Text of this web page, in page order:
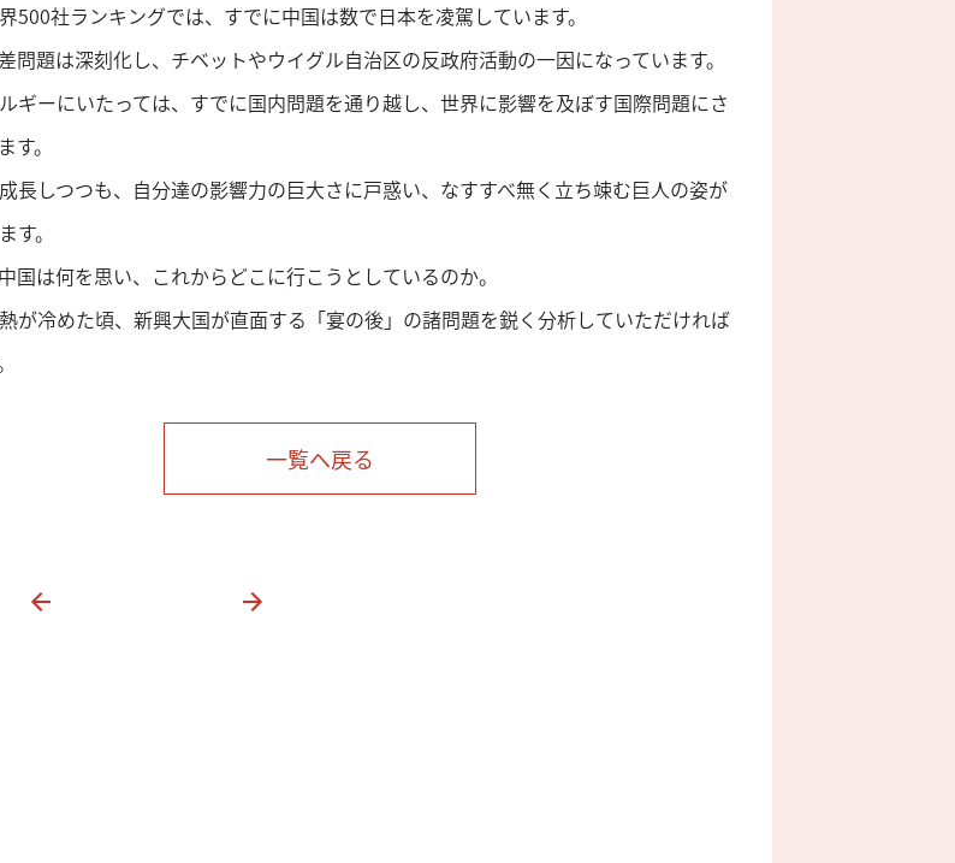
500社ランキングでは、すでに中国は数で日本を凌駕しています。
問題は深刻化し、チベットやウイグル自治区の反政府活動の一因になっています。
ギーにいたっては、すでに国内問題を通り越し、世界に影響を及ぼす国際問題にさ
す。
長しつつも、自分達の影響力の巨大さに戸惑い、なすすべ無く立ち竦む巨人の姿が
す。
国は何を思い、これからどこに行こうとしているのか。
が冷めた頃、新興大国が直面する「宴の後」の諸問題を鋭く分析していただければ
一覧へ戻る